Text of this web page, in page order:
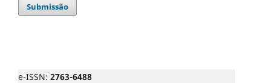
Submissão
e-ISSN: 2763-6488